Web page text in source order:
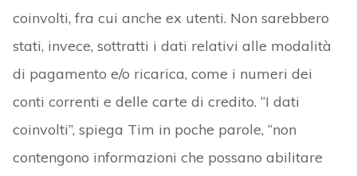
coinvolti, fra cui anche ex utenti. Non sarebbero
stati, invece, sottratti i dati relativi alle modalità
di pagamento e/o ricarica, come i numeri dei
conti correnti e delle carte di credito. “I dati
coinvolti”, spiega Tim in poche parole, “non
contengono informazioni che possano abilitare